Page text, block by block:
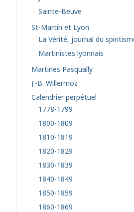
Sainte-Beuve
St-Martin et Lyon
La Vérité, journal du
Martinistes lyonnais
Martines Pasqually
J.-B. Willermoz
Calendrier perpétuel
1778-1799
1800-1809
1810-1819
1820-1829
1830-1839
1840-1849
1850-1859
1860-1869